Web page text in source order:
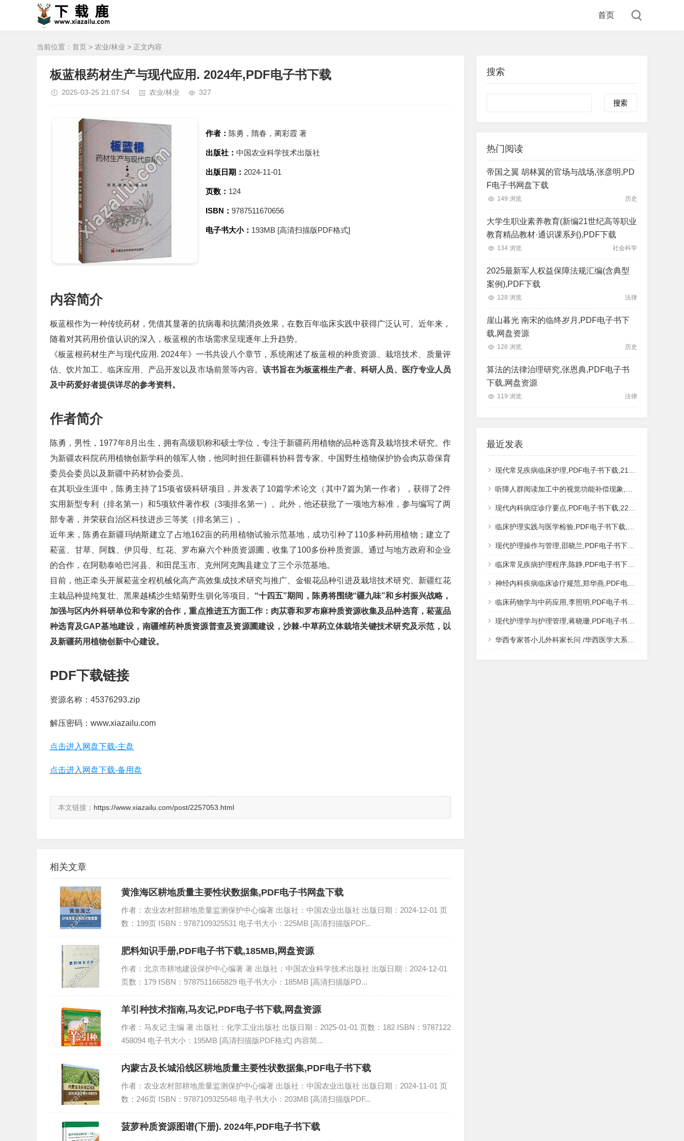
首页
当前位置： 首页 > 农业/林业 > 正文内容
板蓝根药材生产与现代应用. 2024年,PDF电子书下载
2025-03-25 21:07:54 农业/林业 327
作者： 陈勇，隋春，蔺彩霞 著
出版社： 中国农业科学技术出版社
出版日期： 2024-11-01
页数： 124
ISBN： 9787511670656
电子书大小： 193MB [高清扫描版PDF格式]
内容简介
板蓝根作为一种传统药材，凭借其显著的抗病毒和抗菌消炎效果，在数百年临床实践中获得广泛认可。近年来，
随着对其药用价值认识的深入，板蓝根的市场需求呈现逐年上升趋势。
《板蓝根药材生产与现代应用. 2024年》一书共设八个章节，系统阐述了板蓝根的种质资源、栽培技术、质量评
估、饮片加工、临床应用、产品开发以及市场前景等内容。该书旨在为板蓝根生产者、科研人员、医疗专业人员
及中药爱好者提供详尽的参考资料。
作者简介
陈勇，男性，1977年8月出生，拥有高级职称和硕士学位，专注于新疆药用植物的品种选育及栽培技术研究。作
为新疆农科院药用植物创新学科的领军人物，他同时担任新疆科协科普专家、中国野生植物保护协会肉苁蓉保育
委员会委员以及新疆中药材协会委员。
在其职业生涯中，陈勇主持了15项省级科研项目，并发表了10篇学术论文（其中7篇为第一作者），获得了2件
实用新型专利（排名第一）和5项软件著作权（3项排名第一）。此外，他还获批了一项地方标准，参与编写了两
部专著，并荣获自治区科技进步三等奖（排名第三）。
近年来，陈勇在新疆玛纳斯建立了占地162亩的药用植物试验示范基地，成功引种了110多种药用植物；建立了
菘蓝、甘草、阿魏、伊贝母、红花、罗布麻六个种质资源圃，收集了100多份种质资源。通过与地方政府和企业
的合作，在阿勒泰哈巴河县、和田昆玉市、克州阿克陶县建立了三个示范基地。
目前，他正牵头开展菘蓝全程机械化高产高效集成技术研究与推广、金银花品种引进及栽培技术研究、新疆红花
主栽品种提纯复壮、黑果越橘沙生蜡菊野生驯化等项目。 “十四五”期间，陈勇将围绕“疆九味”和乡村振兴战略，
加强与区内外科研单位和专家的合作，重点推进五方面工作：肉苁蓉和罗布麻种质资源收集及品种选育，菘蓝品
种选育及GAP基地建设，南疆维药种质资源普查及资源圃建设，沙棘-中草药立体栽培关键技术研究及示范，以
及新疆药用植物创新中心建设。
PDF下载链接
资源名称：45376293.zip
解压密码：www.xiazailu.com
点击进入网盘下载-主盘
点击进入网盘下载-备用盘
本文链接： https://www.xiazailu.com/post/2257053.html
相关文章
黄淮海区耕地质量主要性状数据集,PDF电子书网盘下载
作者：农业农村部耕地质量监测保护中心编著 出版社：中国农业出版社 出版日期：2024-12-01 页
数：199页 ISBN：9787109325531 电子书大小：225MB [高清扫描版PDF...
肥料知识手册,PDF电子书下载,185MB,网盘资源
作者：北京市耕地建设保护中心编著 著 出版社：中国农业科学技术出版社 出版日期：2024-12-01
页数：179 ISBN：9787511665829 电子书大小：185MB [高清扫描版PD...
羊引种技术指南,马友记,PDF电子书下载,网盘资源
作者：马友记 主编 著 出版社：化学工业出版社 出版日期：2025-01-01 页数：182 ISBN：9787122
458094 电子书大小：195MB [高清扫描版PDF格式] 内容简...
内蒙古及长城沿线区耕地质量主要性状数据集,PDF电子书下载
作者：农业农村部耕地质量监测保护中心编著 出版社：中国农业出版社 出版日期：2024-11-01 页
数：246页 ISBN：9787109325548 电子书大小：203MB [高清扫描版PDF...
菠萝种质资源图谱(下册). 2024年,PDF电子书下载
搜索
Search
热门阅读
帝国之翼 胡林翼的官场与战场,张彦明,PD
F电子书网盘下载
149 浏览 历史
大学生职业素养教育(新编21世纪高等职业
教育精品教材·通识课系列),PDF下载
134 浏览 社会科学
2025最新军人权益保障法规汇编(含典型
案例),PDF下载
128 浏览 法律
崖山暮光 南宋的临终岁月,PDF电子书下
载,网盘资源
126 浏览 历史
算法的法律治理研究,张恩典,PDF电子书
下载,网盘资源
119 浏览 法律
最近发表
现代常见疾病临床护理,PDF电子书下载,217MB,网盘资源
听障人群阅读加工中的视觉功能补偿现象,秦钊,PDF电子书下载,网盘资源
现代内科病症诊疗要点,PDF电子书下载,223MB,网盘资源
临床护理实践与医学检验,PDF电子书下载,193MB,网盘资源
现代护理操作与管理,邵晓兰,PDF电子书下载,242MB,网盘资源
临床常见疾病护理程序,陈静,PDF电子书下载,185MB,网盘资源
神经内科疾病临床诊疗规范,郑华燕,PDF电子书下载,188MB,网盘资源
临床药物学与中药应用,李照明,PDF电子书下载,202MB,网盘资源
现代护理学与护理管理,蒋晓珊,PDF电子书下载,223MB,网盘资源
华西专家答小儿外科家长问 /华西医学大系?医学科普,PDF电子书网盘下载